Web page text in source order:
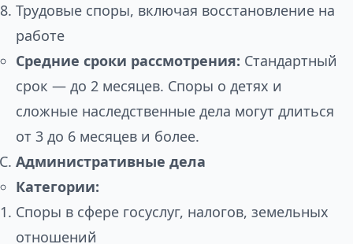
Трудовые споры, включая восстановление на
работе
Средние сроки рассмотрения: Стандартный
срок — до 2 месяцев. Споры о детях и
сложные наследственные дела могут длиться
от 3 до 6 месяцев и более.
Административные дела
Категории:
Споры в сфере госуслуг, налогов, земельных
отношений